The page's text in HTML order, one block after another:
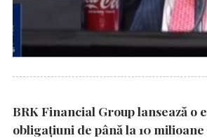
BRK Financial Group lansează o
obligațiuni de până la 10 milioane